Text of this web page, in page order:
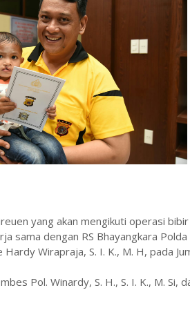
yang akan mengikuti operasi
sama dengan RS Bhayangkara Polda
Wirapraja, S. I. K., M. H, pada
Pol. Winardy, S. H., S. I. K., M. Si,